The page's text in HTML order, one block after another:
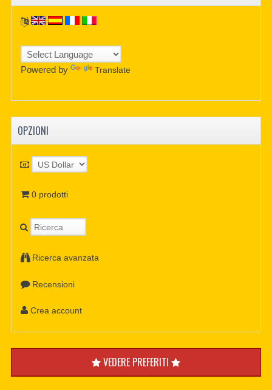
Powered by Translate
OPZIONI
0 prodotti
Ricerca avanzata
Recensioni
Crea account
VEDERE PREFERITI